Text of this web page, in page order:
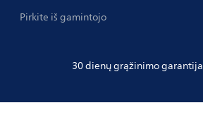
Pirkite iš gamintojo
30 dienų grąžinimo garantija